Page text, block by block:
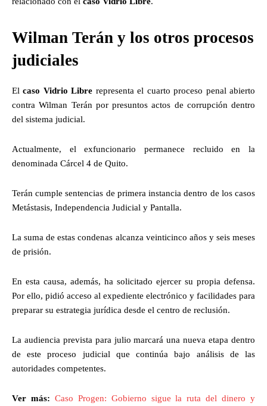
Wilman Terán y los otros procesos
judiciales
Elcaso Vidrio Libre representa el cuarto proceso penal abierto
contra Wilman Terán por presuntos actos de corrupción dentro
del sistema judicial.
Actualmente, el exfuncionario permanece recluido en la
denominada Cárcel 4 de Quito.
Terán cumple sentencias de primera instancia dentro de los casos
Metástasis, Independencia Judicial y Pantalla.
La suma de estas condenas alcanza veinticinco años y seis meses
de prisión.
En esta causa, además, ha solicitado ejercer su propia defensa.
Por ello, pidió acceso al expediente electrónico y facilidades para
preparar su estrategia jurídica desde el centro de reclusión.
La audiencia prevista para julio marcará una nueva etapa dentro
de este proceso judicial que continúa bajo análisis de las
autoridades competentes.
Ver más: Caso Progen: Gobierno sigue la ruta del dinero y